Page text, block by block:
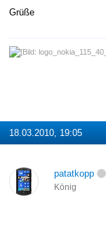
Grüße
18.03.2010, 19:05
patatkopp
König